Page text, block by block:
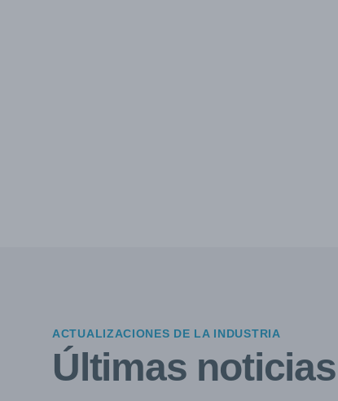
ACTUALIZACIONES DE LA INDUSTRIA
Últimas noticias